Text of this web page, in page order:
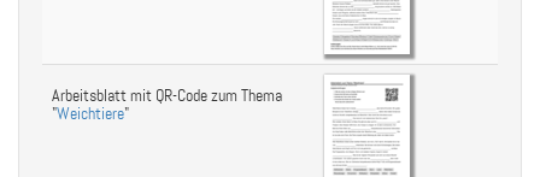
Arbeitsblatt mit QR-Code zum Thema
"Weichtiere"